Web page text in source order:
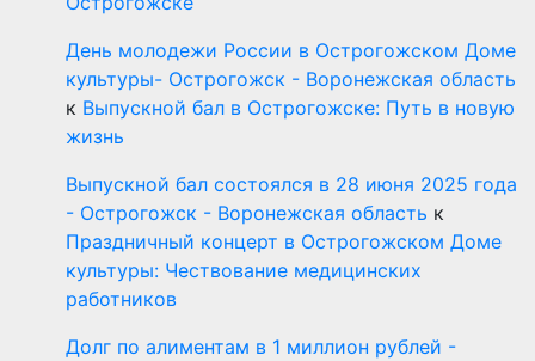
День молодежи России в Острогожском Доме
культуры- Острогожск - Воронежская область
к Выпускной бал в Острогожске: Путь в новую
жизнь
Выпускной бал состоялся в 28 июня 2025 года
- Острогожск - Воронежская область к
Праздничный концерт в Острогожском Доме
культуры: Чествование медицинских
работников
Долг по алиментам в 1 миллион рублей -